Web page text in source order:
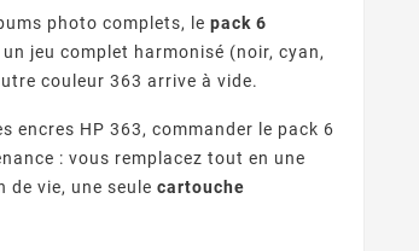
Compatibles ?
offrent les meilleures
garanties : fabricants
premium, certifications,
photo complets, lepack 6
jeu complet harmonisé (noir, cyan,
couleur 363 arrive à vide.
encres HP 363, commander le pack 6
: vous remplacez tout en une
de vie, une seulecartouche